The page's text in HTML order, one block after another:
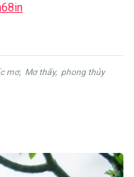
mơ, Mơ thấy, phong thủy